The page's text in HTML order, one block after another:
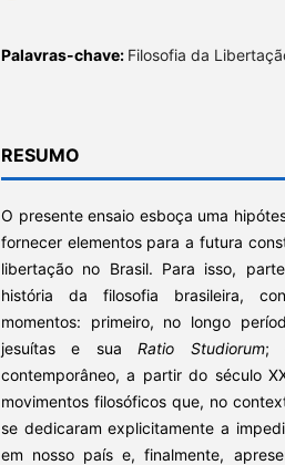
Palavras-chave: Filosofia da
RESUMO
O presente ensaio esboça uma
fornecer elementos para a futura
libertação no Brasil. Para isso,
história da filosofia brasileira,
momentos: primeiro, no longo
jesuítas e suaRatio Studiorum;
contemporâneo, a partir do século
movimentos filosóficos que, no
se dedicaram explicitamente a
em nosso país e, finalmente,